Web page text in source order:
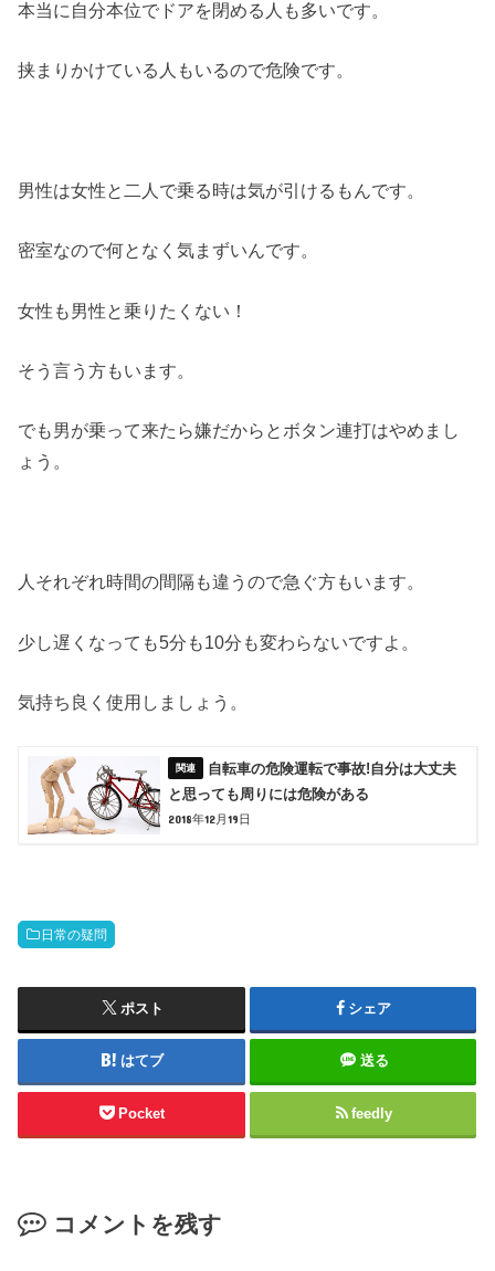
本当に自分本位でドアを閉める人も多いです。
挟まりかけている人もいるので危険です。
男性は女性と二人で乗る時は気が引けるもんです。
密室なので何となく気まずいんです。
女性も男性と乗りたくない！
そう言う方もいます。
でも男が乗って来たら嫌だからとボタン連打はやめまし
ょう。
人それぞれ時間の間隔も違うので急ぐ方もいます。
少し遅くなっても5分も10分も変わらないですよ。
気持ち良く使用しましょう。
自転車の危険運転で事故!自分は大丈夫
と思っても周りには危険がある
2018年12月19日
日常の疑問
ポスト シェア
はてブ 送る
Pocket feedly
コメントを残す